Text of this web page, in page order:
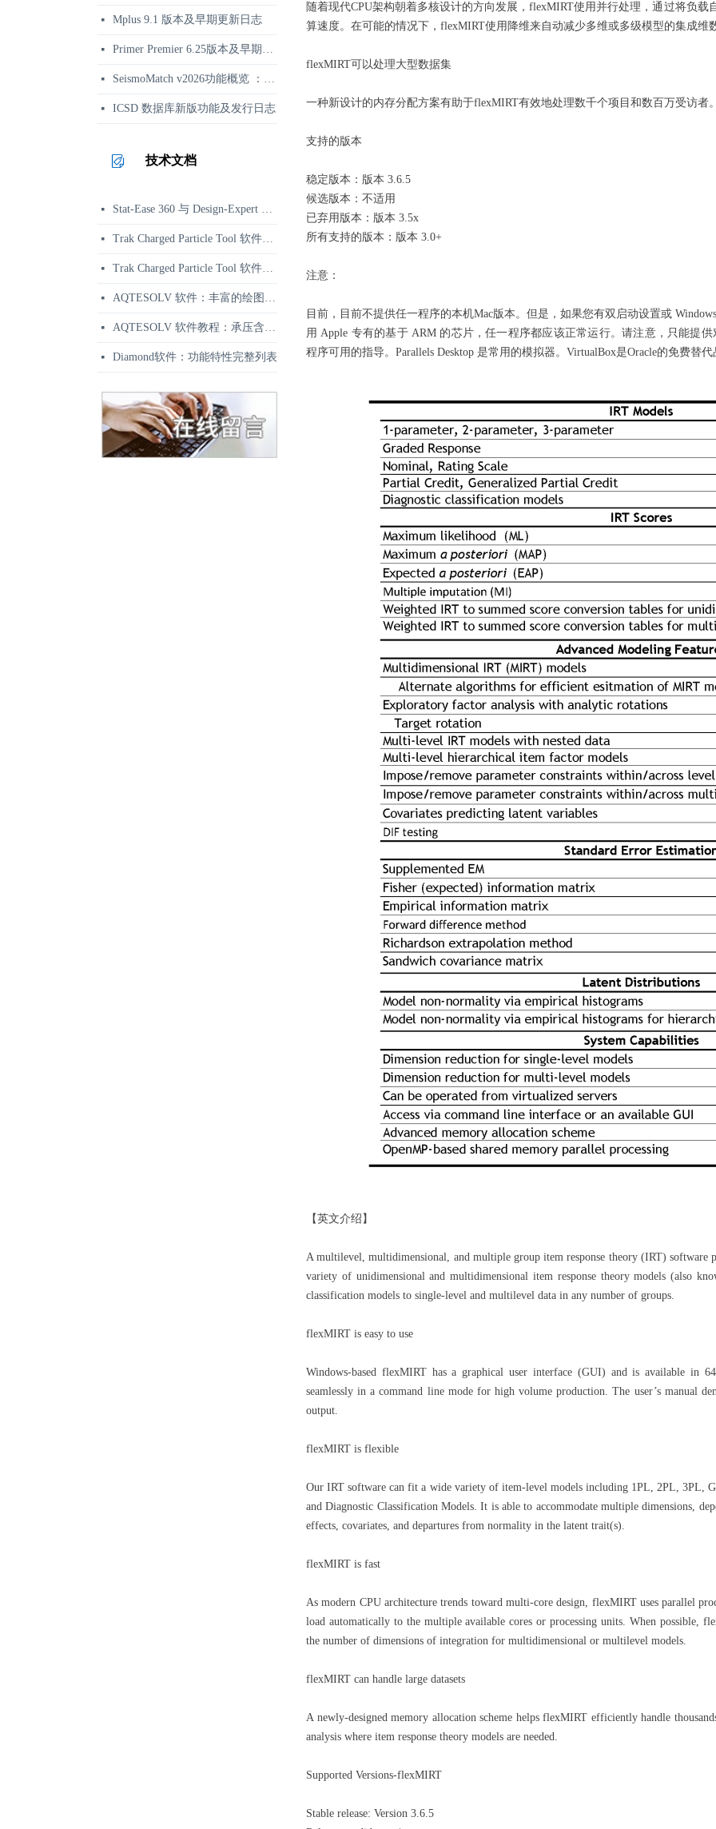
随着现代CPU架构朝着多核设计的方向发展，flexMIRT使用并行处理，通过将负
算速度。在可能的情况下，flexMIRT使用降维来自动减少多维或多级模型的集成维
flexMIRT可以处理大型数据集
一种新设计的内存分配方案有助于flexMIRT有效地处理数千个项目和数百万受访
支持的版本
稳定版本：版本 3.6.5
候选版本：不适用
已弃用版本：版本 3.5x
所有支持的版本：版本 3.0+
注意：
目前，目前不提供任一程序的本机Mac版本。但是，如果您有双启动设置或
用 Apple 专有的基于 ARM 的芯片，任一程序都应该正常运行。请注意，只能提
程序可用的指导。Parallels Desktop 是常用的模拟器。VirtualBox是Oracle的免费替
【英文介绍】
A multilevel, multidimensional, and multiple group item response theory (IRT) software
variety of unidimensional and multidimensional item response theory models (also
classification models to single-level and multilevel data in any number of groups.
flexMIRT is easy to use
Windows-based flexMIRT has a graphical user interface (GUI) and is available in
seamlessly in a command line mode for high volume production. The user’s manual
output.
flexMIRT is flexible
Our IRT software can fit a wide variety of item-level models including 1PL, 2PL, 3PL,
and Diagnostic Classification Models. It is able to accommodate multiple dimensions,
effects, covariates, and departures from normality in the latent trait(s).
flexMIRT is fast
As modern CPU architecture trends toward multi-core design, flexMIRT uses parallel
load automatically to the multiple available cores or processing units. When possible,
the number of dimensions of integration for multidimensional or multilevel models.
flexMIRT can handle large datasets
A newly-designed memory allocation scheme helps flexMIRT efficiently handle
analysis where item response theory models are needed.
Supported Versions-flexMIRT
Stable release: Version 3.6.5
넷 Mplus 9.1 版本及早期更新日志
넷 Primer Premier 6.25版本及早期更新日志
넷 SeismoMatch v2026功能概览 ：地震动谱匹配与结构动力分析
넷 ICSD 数据库新版功能及发行日志
技术文档
넷 Stat-Ease 360 与 Design-Expert 功能区别对比 | 正版选型参考
넷 Trak Charged Particle Tool 软件资讯：二维带电粒子束软件
넷 Trak Charged Particle Tool 软件应用示例：相对论速调管强流束枪仿真
넷 AQTESOLV 软件：丰富的绘图、报告与输出功能
넷 AQTESOLV 软件教程：承压含水层变速率抽水试验分析
넷 Diamond软件：功能特性完整列表